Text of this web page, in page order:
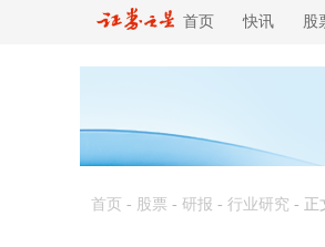
首页 快讯 股
首页 - 股票 - 研报 - 行业研究 - 正